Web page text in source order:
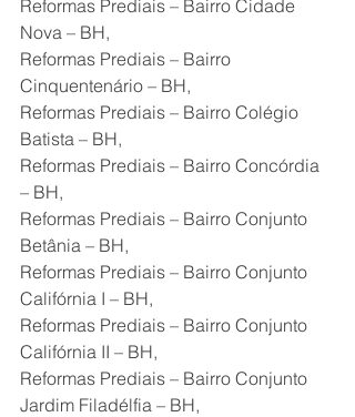
Reformas Prediais – Bairro Cidade
Nova – BH,
Reformas Prediais – Bairro
Cinquentenário – BH,
Reformas Prediais – Bairro Colégio
Batista – BH,
Reformas Prediais – Bairro Concórdia
– BH,
Reformas Prediais – Bairro Conjunto
Betânia – BH,
Reformas Prediais – Bairro Conjunto
Califórnia I – BH,
Reformas Prediais – Bairro Conjunto
Califórnia II – BH,
Reformas Prediais – Bairro Conjunto
Jardim Filadélfia – BH,